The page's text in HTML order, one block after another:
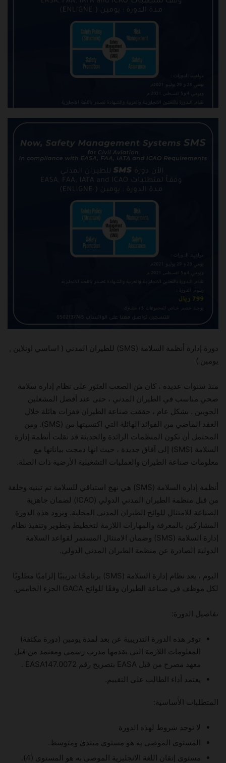
دورة إدارة أنظمة السلامة (SMS) للطيران المدني ( اساسي اونلاين ,
يومين )
منذ سنوات عديدة ، كان من الصعب العثور على نظام إدارة سلامة
صحي مناسب في الطيران المدني ، حتى عند أفضل المشغلين
الجويين . بشكل عام ، حققت صناعة الطيران قفزات هائلة خلال
العقد الماضي من الفوائد الهائلة التي اكتسبتها من (SMS). ومن
المحتمل أن تكون المنظمات الرائدة والحديثة قد نقلت أنظمة إدارة
السلامة (SMS) إلى آفاق جديدة ، حيث انها دمجت بياناتها مع
معلومات صناعة الطيران والعمليات التشغيلية الأرضية ذات الصلة.
أنظمة إدارة السلامة (SMS) هي نهج استباقي للسلامة تم تبنيه وخلقة
من قبل منظمة الطيران المدني الدولي (ICAO) لضمان جاهزية
الصناعة للامتثال للوائح الطيران المدني المحلية. وتزود هذه الدورة
المشاركين بالمعرفة والمهارات اللازمة لتخطيط وتطوير وتنفيذ نظام
إدارة السلامة (SMS) وضمان الامتثال المستمر لقواعد السلامة
الدولية الصادرة عن منظمة الطيران المدني الدولي.
اليوم ، يعد نظام إدارة السلامة (SMS) برنامجًا تدريبيًا إلزاميًا مطلوبًا
لكل موظف في صناعة الطيران وفقًا للوائح GACA الجزء الخامس.
تفاصيل الدورة:
توفر هذه الدورة التدريبية عن بعد لمدة يومين (دورة مكثفة)
المعلومات اللازمة التي يقدمها مدرب رسمي ومعتمد من قبل
معهد مصرح من قبل EASA بتصريح رقم EASA147.0072 .
يعتمد أداء الطالب على التقييم.
المتطلبات الأساسية:
لا توجد شروط لهذه الدورة
المستوى الموصى به هو مستوى مبتدئ ومتوسط.
مستوى إتقان اللغة الانجليزية الموصى به هو المستوى (4).